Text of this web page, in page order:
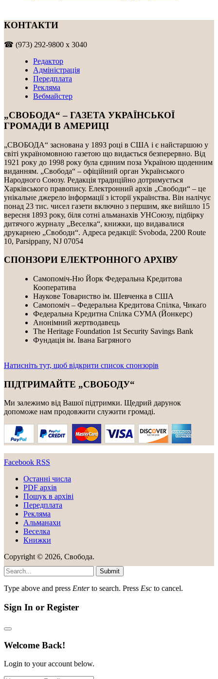
КОНТАКТИ
☎ (973) 292-9800 x 3040
Редактор
Адміністрація
Передплата
Рекляма
Вебмайстер
„СВОБОДА“ – ГАЗЕТА УКРАЇНСЬКОЇ
ГРОМАДИ В АМЕРИЦІ
„СВОБОДА“ заснована у 1893 році в США і є найстаршою у
світі україномовною газетою що видається безперервно. Від
1921 року до 1998 року була єдиним поза Україною щоденним
виданням. „Свобода“ – офіційний орган Українського
Народного Союзу. Редакція традиційно дотримується
Харківського правопису. Електронний архів „Свободи“ – це
унікальне джерело інформації з історії українства. Він налічує
понад 23 тис. чисел газети включно з першим, яке вийшло 15
вересня 1893 року, біля сотні альманахів УНСоюзу, підбірку
дитячого журналу „Веселка“, книжки, що видавалися
друкарнею „Свободи“. Адреса редакції: Svoboda, 2200 Route
10, Parsippany, NJ 07054
СПОНЗОРИ ЕЛЕКТРОННОГО АРХІВУ
Самопоміч-Ню Йорк Федеральна Кредитова
Кооператива
Наукове Товариство ім. Шевченка в США
Самопоміч – Федеральна Кредитова Спілка, Чикаґо
Федеральнa Kредитнa Спілка CУMA (Йонкерс)
Анонімний жертводавець
The Heritage Foundation 1st Security Savings Bank
Фундація ім. Івана Багряного
Натисніть тут, щоб відкрити список спонзорів
ПІДТРИМАЙТЕ „СВОБОДУ“
Ми залежимо від Вашої підтримки. Щедрий дарунок
допоможе нам продовжити служити громаді.
Facebook RSS
Останні числа
PDF архів
Пошук в архіві
Передплата
Рекляма
Альманахи
Веселка
Книжки
Copyright © 2026, Свобода.
Submit
Type above and press Enterto search. Press Esc to cancel.
Sign In or Register
Welcome Back!
Login to your account below.